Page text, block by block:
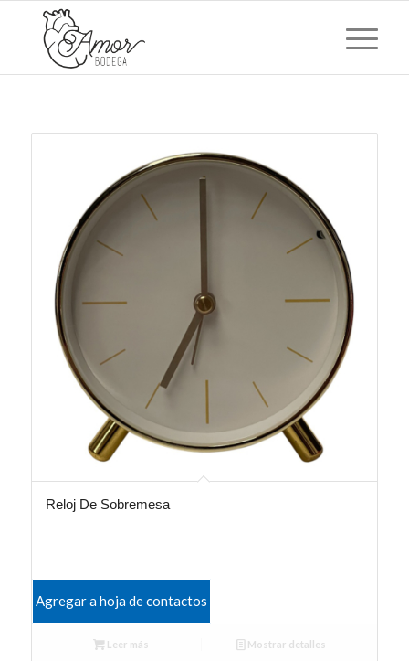
Reloj De Sobremesa
Agregar a hoja de contactos
Leer más Mostrar detalles